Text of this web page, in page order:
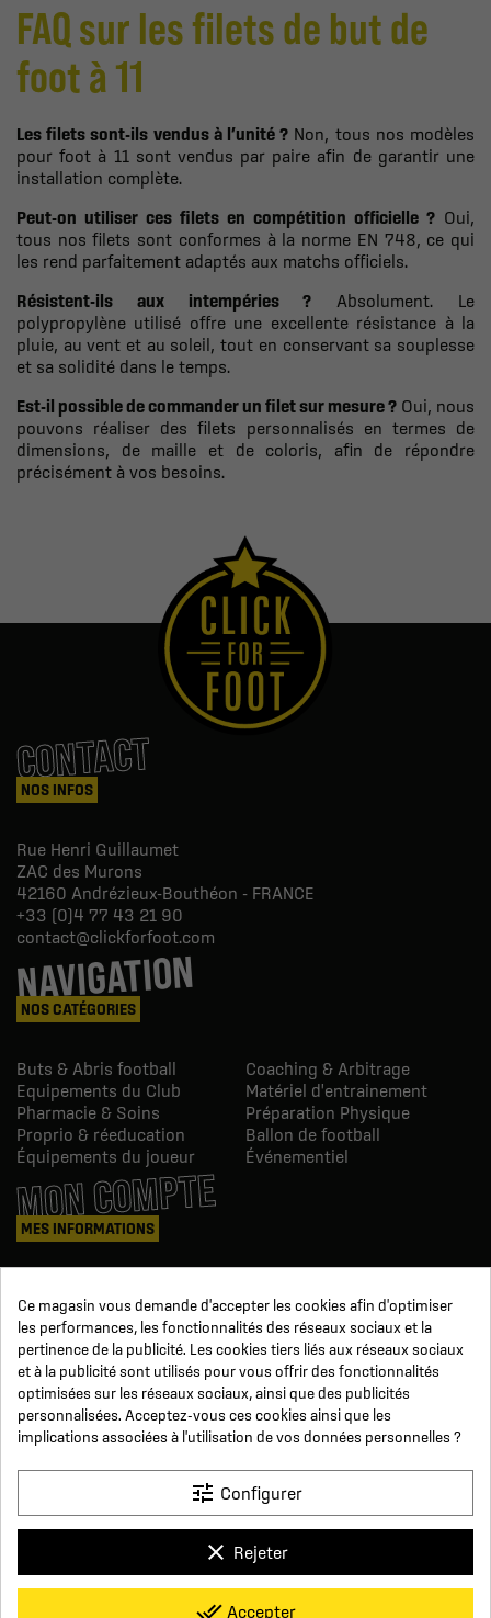
FAQ sur les filets de but de
foot à 11
Les filets sont-ils vendus à l’unité ? Non, tous nos modèles
pour foot à 11 sont vendus par paire afin de garantir une
installation complète.
Peut-on utiliser ces filets en compétition officielle ? Oui,
tous nos filets sont conformes à la norme EN 748, ce qui
les rend parfaitement adaptés aux matchs officiels.
Résistent-ils aux intempéries ? Absolument. Le
polypropylène utilisé offre une excellente résistance à la
pluie, au vent et au soleil, tout en conservant sa souplesse
et sa solidité dans le temps.
Est-il possible de commander un filet sur mesure ? Oui, nous
pouvons réaliser des filets personnalisés en termes de
dimensions, de maille et de coloris, afin de répondre
précisément à vos besoins.
CONTACT
NOS INFOS
Rue Henri Guillaumet
ZAC des Murons
42160 Andrézieux-Bouthéon - FRANCE
+33 (0)4 77 43 21 90
contact@clickforfoot.com
NAVIGATION
NOS CATÉGORIES
Buts & Abris football
Coaching & Arbitrage
Equipements du Club
Matériel d'entrainement
Pharmacie & Soins
Préparation Physique
Proprio & réeducation
Ballon de football
Équipements du joueur
Événementiel
MON COMPTE
MES INFORMATIONS
Avoirs
Informations
Suivi de commande
Devenez revendeur
NOUS SUIVRE
SUR LES RÉSEAUX
Click For Foot x
Ce magasin vous demande d'accepter les cookies afin d'optimiser
les performances, les fonctionnalités des réseaux sociaux et la
pertinence de la publicité. Les cookies tiers liés aux réseaux sociaux
et à la publicité sont utilisés pour vous offrir des fonctionnalités
optimisées sur les réseaux sociaux, ainsi que des publicités
personnalisées. Acceptez-vous ces cookies ainsi que les
implications associées à l'utilisation de vos données personnelles ?
tune Configurer
clear Rejeter
done_all Accepter